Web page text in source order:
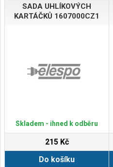
SADA UHLÍKOVÝCH
KARTÁČKŮ 1607000CZ1
Skladem - ihned k odběru
215 Kč
Do košíku